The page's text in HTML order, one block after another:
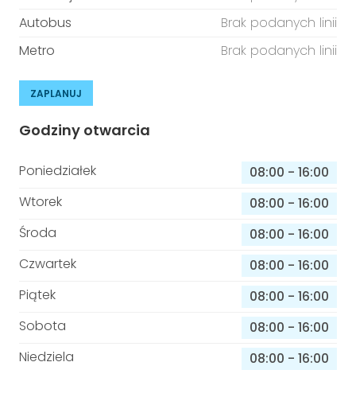
Autobus
Brak podanych linii
Metro
Brak podanych linii
ZAPLANUJ
Godziny otwarcia
Poniedziałek 08:00 - 16:00
Wtorek
08:00 - 16:00
Środa
08:00 - 16:00
Czwartek
08:00 - 16:00
Piątek
08:00 - 16:00
Sobota
08:00 - 16:00
Niedziela
08:00 - 16:00